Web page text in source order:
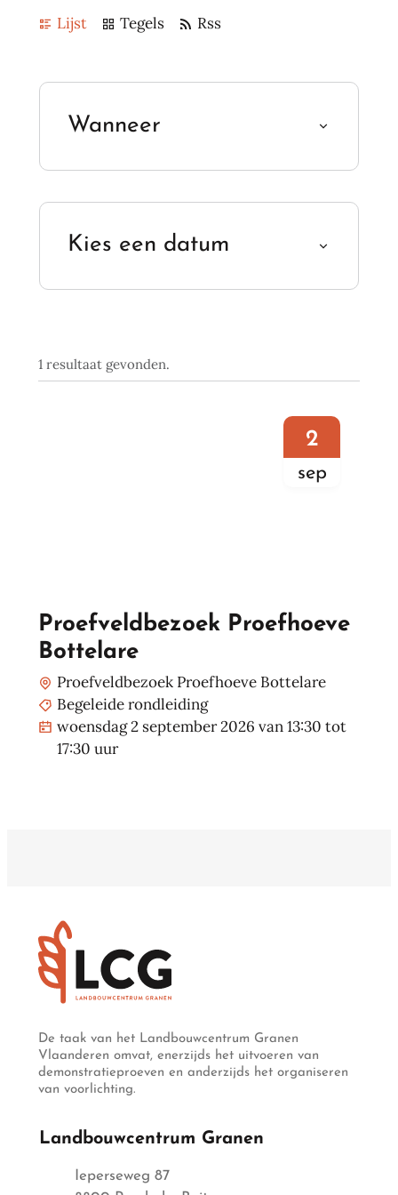
Lijst
Tegels Rss
Verfijn of wijzig resultaten
Wanneer
Kies een datum
1 resultaat gevonden.
wo
2
sep
Proefveldbezoek Proefhoeve
Bottelare
Proefveldbezoek Proefhoeve Bottelare
Begeleide rondleiding
woensdag 2 september 2026 van13:30 tot
17:30 uur
De taak van het Landbouwcentrum Granen
Vlaanderen omvat, enerzijds het uitvoeren van
demonstratieproeven en anderzijds het organiseren
van voorlichting.
Landbouwcentrum Granen
AdresIeperseweg 87